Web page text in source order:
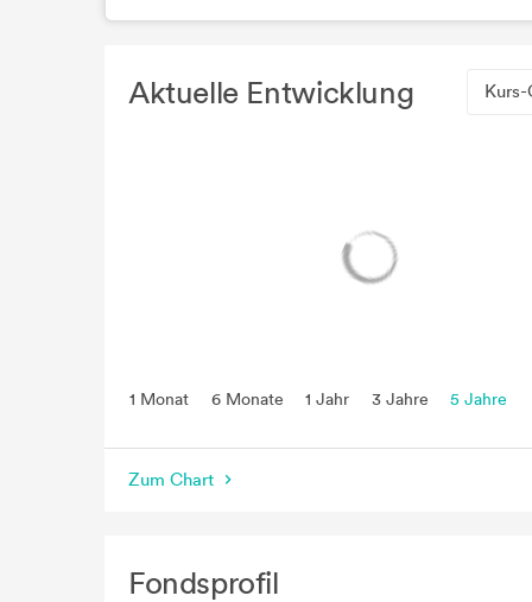
Aktuelle Entwicklung Kurs-
1 Monat 6 Monate 1 Jahr 3 Jahre 5 Jahre
Zum Chart
Fondsprofil